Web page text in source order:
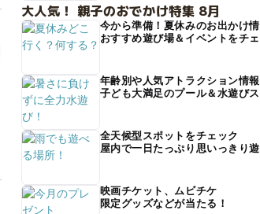
大人気！ 親子のおでかけ特集 8月
今から準備！夏休みのお出かけ
おすすめ遊び場＆イベントをチェ
年齢別や人気アトラクション情
子ども大満足のプール＆水遊び
全天候型スポットをチェック
屋内で一日たっぷり思いっきり
映画チケット、ムビチケ
限定グッズなどが当たる！